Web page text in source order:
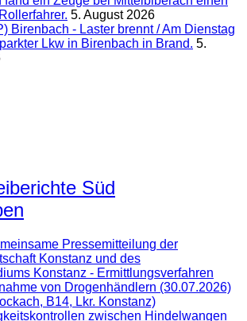
5. August 2026
Birenbach - Laster brennt / Am Dienstag
Lkw in Birenbach in Brand. 5.
Süd
Pressemitteilung der
Konstanz und des
Konstanz - Ermittlungsverfahren
von Drogenhändlern (30.07.2026)
B14, Lkr. Konstanz)
zwischen Hindelwangen